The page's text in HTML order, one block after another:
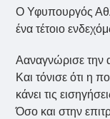
Ο Υφυπουργός
ένα τέτοιο
Ααναγνώρισε την
Και τόνισε ότι η
κάνει τις
Όσο και στην